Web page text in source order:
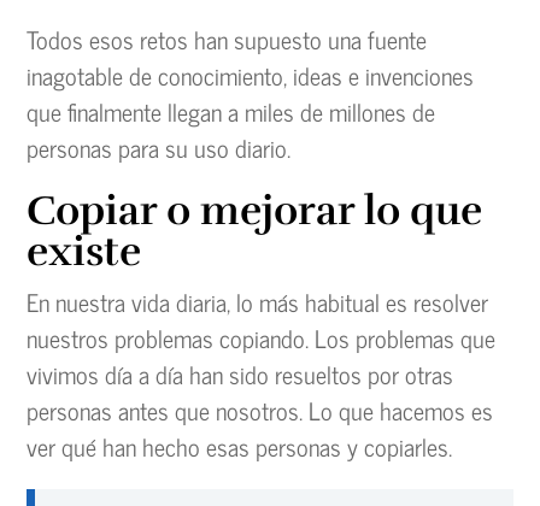
Todos esos retos han supuesto una fuente
inagotable de conocimiento, ideas e invenciones
que finalmente llegan a miles de millones de
personas para su uso diario.
Copiar o mejorar lo que
existe
En nuestra vida diaria, lo más habitual es resolver
nuestros problemas copiando. Los problemas que
vivimos día a día han sido resueltos por otras
personas antes que nosotros. Lo que hacemos es
ver qué han hecho esas personas y copiarles.